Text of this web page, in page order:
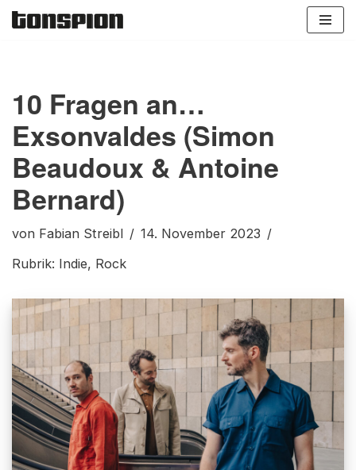
10 Fragen an…
Exsonvaldes (Simon
Beaudoux & Antoine
Bernard)
von Fabian Streibl
14. November 2023
Rubrik: Indie, Rock